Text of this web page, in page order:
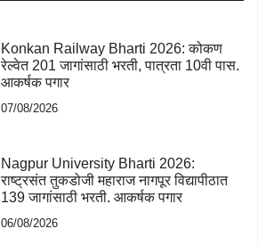
Konkan Railway Bharti 2026: कोकण
रेल्वेत 201 जागांसाठी भरती, पात्रता 10वी पास.
आकर्षक पगार
07/08/2026
Nagpur University Bharti 2026:
राष्ट्रसंत तुकडोजी महाराज नागपूर विद्यापीठात
139 जागांसाठी भरती. आकर्षक पगार
06/08/2026